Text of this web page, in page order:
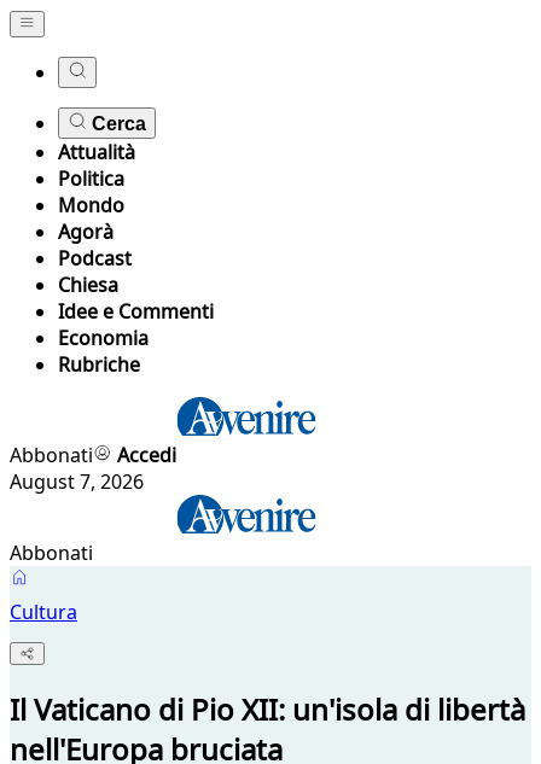
Cerca
Attualità
Politica
Mondo
Agorà
Podcast
Chiesa
Idee e Commenti
Economia
Rubriche
Abbonati
Accedi
August 7, 2026
Abbonati
Cultura
Il Vaticano di Pio XII: un'isola di libertà
nell'Europa bruciata